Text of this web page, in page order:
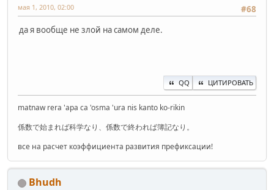
#68
мая 1, 2010, 02:00
да я вообще не злой на самом деле.
QQ ЦИТИРОВАТЬ
matnaw rera 'apa ca 'osma 'ura nis kanto ko-rikin
係数で始まれば科学なり、係数で終われば簿記なり。
все на расчет коэффициента развития префиксации!
Bhudh